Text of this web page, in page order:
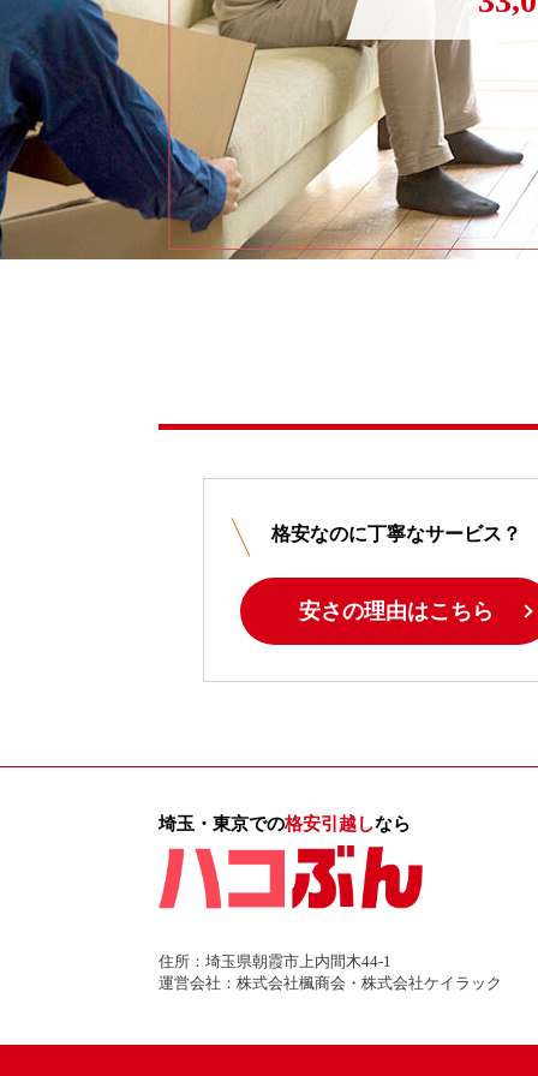
格安なのに丁寧なサービス？
安さの理由はこちら
埼玉・東京での格安引越しなら
住所：埼玉県朝霞市上内間木44-1
運営会社：株式会社楓商会・株式会社ケイラック